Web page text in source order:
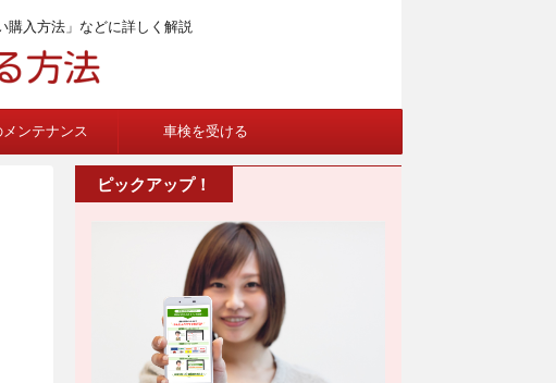
購入方法」などに詳しく解説
メンテナンス 車検を受ける
ピックアップ！